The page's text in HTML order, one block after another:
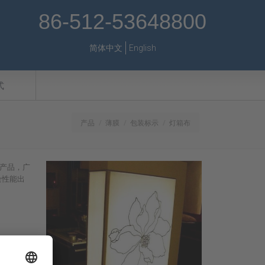
86-512-53648800
简体中文 English
产品 薄膜 包装标示 灯箱布
品，广
能出